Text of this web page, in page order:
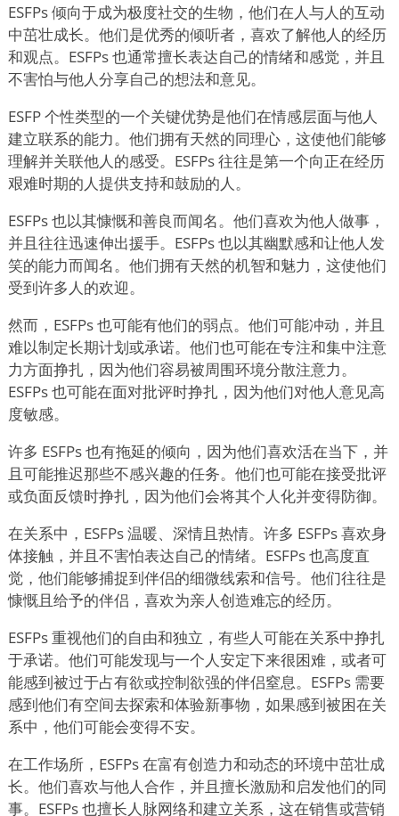
ESFPs 倾向于成为极度社交的生物，他们在人与人的互动
中茁壮成长。他们是优秀的倾听者，喜欢了解他人的经历
和观点。ESFPs 也通常擅长表达自己的情绪和感觉，并且
不害怕与他人分享自己的想法和意见。
ESFP 个性类型的一个关键优势是他们在情感层面与他人
建立联系的能力。他们拥有天然的同理心，这使他们能够
理解并关联他人的感受。ESFPs 往往是第一个向正在经历
艰难时期的人提供支持和鼓励的人。
ESFPs 也以其慷慨和善良而闻名。他们喜欢为他人做事，
并且往往迅速伸出援手。ESFPs 也以其幽默感和让他人发
笑的能力而闻名。他们拥有天然的机智和魅力，这使他们
受到许多人的欢迎。
然而，ESFPs 也可能有他们的弱点。他们可能冲动，并且
难以制定长期计划或承诺。他们也可能在专注和集中注意
力方面挣扎，因为他们容易被周围环境分散注意力。
ESFPs 也可能在面对批评时挣扎，因为他们对他人意见高
度敏感。
许多 ESFPs 也有拖延的倾向，因为他们喜欢活在当下，并
且可能推迟那些不感兴趣的任务。他们也可能在接受批评
或负面反馈时挣扎，因为他们会将其个人化并变得防御。
在关系中，ESFPs 温暖、深情且热情。许多 ESFPs 喜欢身
体接触，并且不害怕表达自己的情绪。ESFPs 也高度直
觉，他们能够捕捉到伴侣的细微线索和信号。他们往往是
慷慨且给予的伴侣，喜欢为亲人创造难忘的经历。
ESFPs 重视他们的自由和独立，有些人可能在关系中挣扎
于承诺。他们可能发现与一个人安定下来很困难，或者可
能感到被过于占有欲或控制欲强的伴侣窒息。ESFPs 需要
感到他们有空间去探索和体验新事物，如果感到被困在关
系中，他们可能会变得不安。
在工作场所，ESFPs 在富有创造力和动态的环境中茁壮成
长。他们喜欢与他人合作，并且擅长激励和启发他们的同
事。ESFPs 也擅长人脉网络和建立关系，这在销售或营销